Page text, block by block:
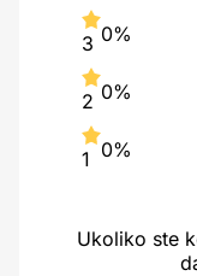
3 0%
2 0%
1 0%
Ukoliko ste